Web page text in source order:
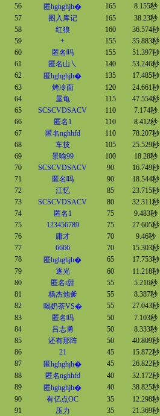
56
匿hghghjh� 165
8.155秒
57
图入库记 165
38.23秒
58
红狼 160
36.574秒
59
+ 155
35.883秒
60
匿名吗 155
51.397秒
61
匿名山㇏ 140
53.246秒
62
匿hghghjh� 135
17.485秒
63
烤冷面 120
24.661秒
64
屋龟 115
47.554秒
65
SCSCVDSACV 110
7.174秒
66
匿名1 110
8.412秒
67
匿名nghhfd 110
78.207秒
68
车技 105
25.529秒
69
景喻99 100
18.28秒
70
SCSCVDSACV 90
16.749秒
71
匿名吗 90
18.544秒
72
江忆 85
23.715秒
73
SCSCVDSACV 80
32.311秒
74
匿名1 75
9.483秒
75
123456789 75
27.605秒
76
庸才 70
9.46秒
77
6666 70
15.303秒
78
匿hghghjh� 65
17.753秒
79
逐光 60
11.218秒
80
匿名t甜 55
5.216秒
81
杨杰他爹 55
8.387秒
82
喝奶茶VS� 55
27.043秒
83
匿名吗 50
7.103秒
84
吕志勇 50
8.333秒
85
还有那阵 50
40.809秒
86
21 45
15.872秒
87
匿hghghjh� 45
26.822秒
88
匿名nghhfd 40
32.172秒
89
匿hghghjh� 40
38.825秒
90
有亿点OC 35
12.298秒
91
压力 35
21.369秒